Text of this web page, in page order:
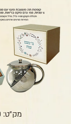
מק"ט: zg002240